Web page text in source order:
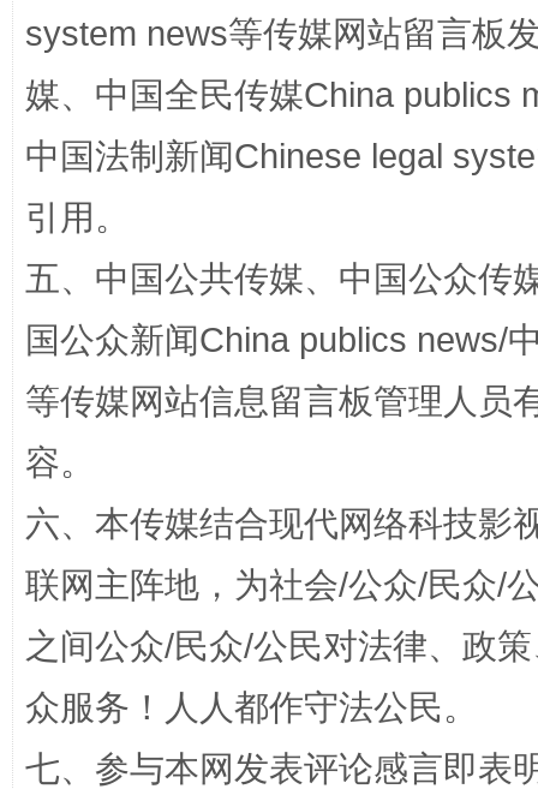
扯下公款旅游的“隐身衣” 如何以
“蜀中异人”王建安的艺术幻境
system news等传媒网站留言板
媒、中国全民传媒China publics
中国法制新闻Chinese legal
引用。
五、中国公共传媒、中国公众传
国公众新闻China publics news/
等传媒网站信息留言板管理人员
容。
六、本传媒结合现代网络科技影
联网主阵地，为社会/公众/民众/
之间公众/民众/公民对法律、政
众服务！人人都作守法公民。
七、参与本网发表评论感言即表